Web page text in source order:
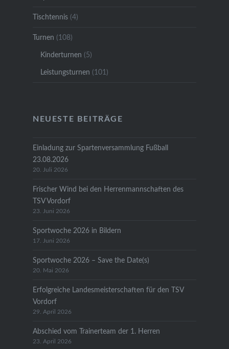
Tischtennis(4)
Turnen (108)
Kinderturnen (5)
Leistungsturnen (101)
NEUESTE BEITRÄGE
Einladung zur Spartenversammlung Fußball
23.08.2026
20. Juli 2026
Frischer Wind bei den Herrenmannschaften des
TSV Vordorf
23. Juni 2026
Sportwoche 2026 in Bildern
17. Juni 2026
Sportwoche 2026 – Save the Date(s)
20. Mai 2026
Erfolgreiche Landesmeisterschaften für den TSV
Vordorf
29. April 2026
Abschied vom Trainerteam der 1. Herren
23. April 2026